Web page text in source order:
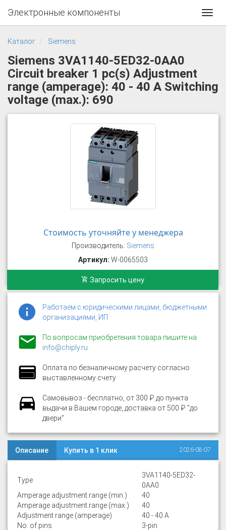
Электронные компоненты
Каталог Siemens
Siemens 3VA1140-5ED32-0AA0
Circuit breaker 1 pc(s) Adjustment
range (amperage): 40 - 40 A Switching
voltage (max.): 690
Стоимость уточняйте у менеджера
Производитель: Siemens
Артикул: W-0065503
Запросить цену
Работаем с юридическими лицами, бюджетными
организациями, ИП
По вопросам приобретения товара пишите на
info@chiply.ru
Оплата по безналичному расчету согласно
выставленному счету
Самовывоз - бесплатно, от 300 ₽ до пункта
выдачи в Вашем городе, доставка от 500 ₽ "до
двери"
Описание Купить в 1 клик 2026-08-07
Type
3VA1140-5ED32-
0AA0
Amperage adjustment range (min.)
40
Amperage adjustment range (max.)
40
Adjustment range (amperage)
40 - 40 A
No. of pins
3-pin